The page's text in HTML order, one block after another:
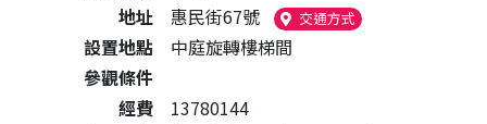
地址
惠民街67號 交通方式（另開新視窗）
設置地點
中庭旋轉樓梯間
參觀條件
經費
13780144